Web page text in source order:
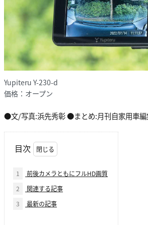
Yupiteru Y-230-d
価格：オープン
●文/写真:浜先秀彰 ●まとめ:月刊自家用車編
目次
1
前後カメラともにフルHD画質
2
関連する記事
3
最新の記事